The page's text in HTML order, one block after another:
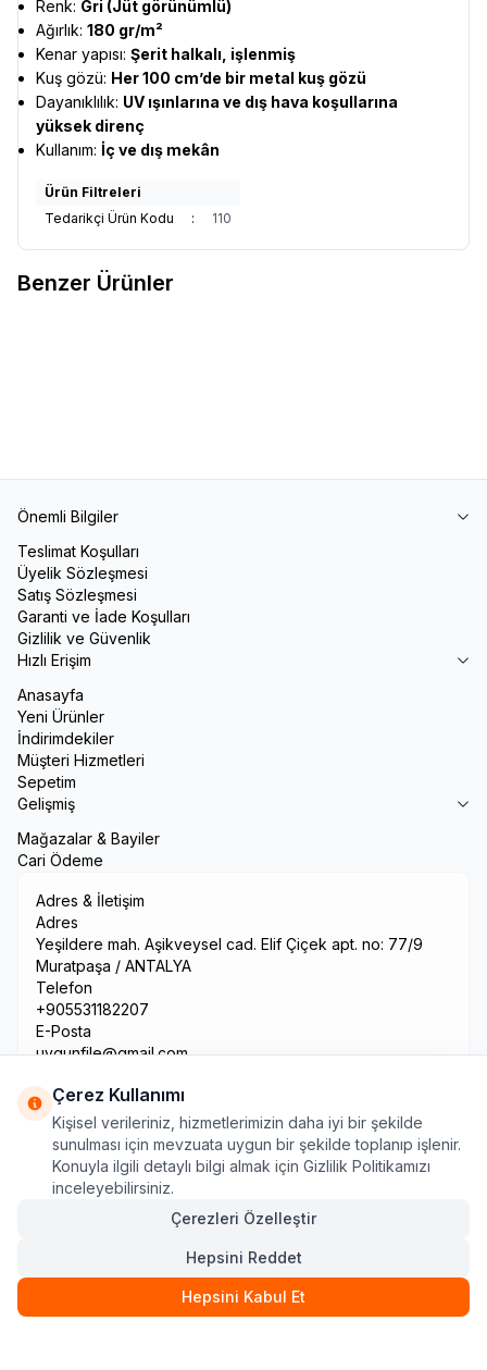
Renk: Gri (Jüt görünümlü)
Ağırlık: 180 gr/m²
Kenar yapısı: Şerit halkalı, işlenmiş
Kuş gözü: Her 100 cm’de bir metal kuş gözü
Dayanıklılık: UV ışınlarına ve dış hava koşullarına
yüksek direnç
Kullanım: İç ve dış mekân
Ürün Filtreleri
Tedarikçi Ürün Kodu
: 110
Benzer Ürünler
Önemli Bilgiler
Teslimat Koşulları
Üyelik Sözleşmesi
Satış Sözleşmesi
Garanti ve İade Koşulları
Gizlilik ve Güvenlik
Hızlı Erişim
Anasayfa
Yeni Ürünler
İndirimdekiler
Müşteri Hizmetleri
Sepetim
Gelişmiş
Mağazalar & Bayiler
Cari Ödeme
Adres & İletişim
Adres
Yeşildere mah. Aşikveysel cad. Elif Çiçek apt. no: 77/9
Muratpaşa / ANTALYA
Telefon
+905531182207
E-Posta
uygunfile@gmail.com
© 2026 Tüm hakları saklıdır.
Çerez Kullanımı
Kişisel verileriniz, hizmetlerimizin daha iyi bir şekilde
sunulması için mevzuata uygun bir şekilde toplanıp işlenir.
Konuyla ilgili detaylı bilgi almak için Gizlilik Politikamızı
inceleyebilirsiniz.
Çerezleri Özelleştir
Hepsini Reddet
Hepsini Kabul Et